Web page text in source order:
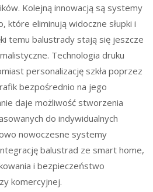
Kolejną innowacją są systemy
które eliminują widoczne słupki i
temu balustrady stają się jeszcze
Technologia druku
personalizację szkła poprzez
bezpośrednio na jego
daje możliwość stworzenia
do indywidualnych
nowoczesne systemy
balustrad ze smart home,
i bezpieczeństwo
komercyjnej.